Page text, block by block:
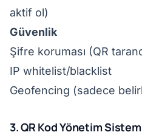
aktif ol)
Güvenlik
Şifre koruması (QR
IP whitelist/blacklist
Geofencing (sadece
3. QR Kod Yönetim